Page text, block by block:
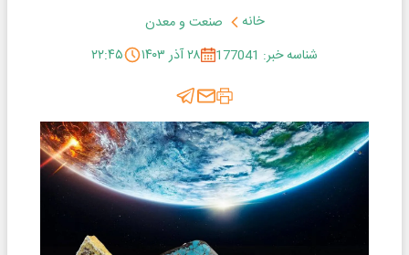
خانه
صنعت و معدن
شناسه خبر: 177041
۲۸ آذر ۱۴۰۳ ۲۲:۴۵